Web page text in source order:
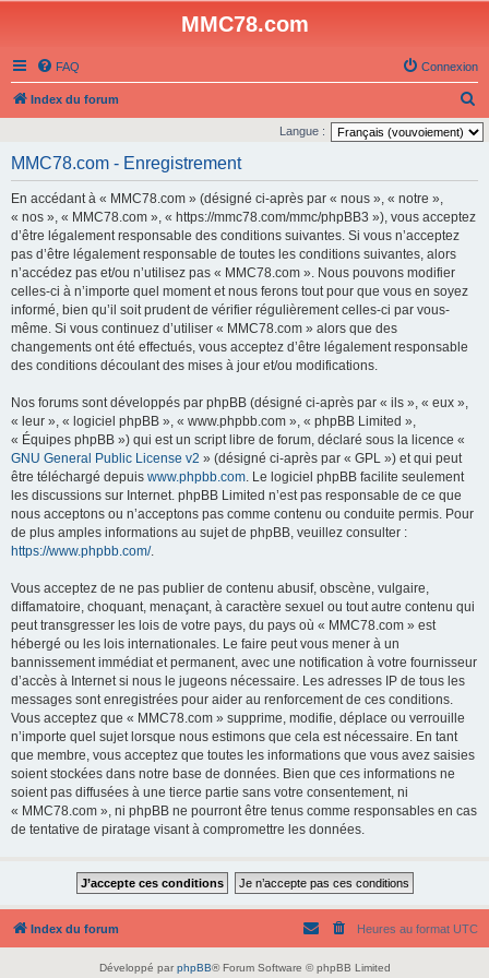
MMC78.com
FAQ Connexion
Index du forum
e
Langue :
MMC78.com - Enregistrement
En accédant à « MMC78.com » (désigné ci-après par « nous », « notre »,
« nos », « MMC78.com », « https://mmc78.com/mmc/phpBB3 »), vous acceptez
d’être légalement responsable des conditions suivantes. Si vous n’acceptez
pas d’être légalement responsable de toutes les conditions suivantes, alors
n’accédez pas et/ou n’utilisez pas « MMC78.com ». Nous pouvons modifier
celles-ci à n’importe quel moment et nous ferons tout pour que vous en soyez
informé, bien qu’il soit prudent de vérifier régulièrement celles-ci par vous-
même. Si vous continuez d’utiliser « MMC78.com » alors que des
changements ont été effectués, vous acceptez d’être légalement responsable
des conditions découlant des mises à jour et/ou modifications.
Nos forums sont développés par phpBB (désigné ci-après par « ils », « eux »,
« leur », « logiciel phpBB », « www.phpbb.com », « phpBB Limited »,
« Équipes phpBB ») qui est un script libre de forum, déclaré sous la licence «
GNU General Public License v2 » (désigné ci-après par « GPL ») et qui peut
être téléchargé depuis www.phpbb.com. Le logiciel phpBB facilite seulement
les discussions sur Internet. phpBB Limited n’est pas responsable de ce que
nous acceptons ou n’acceptons pas comme contenu ou conduite permis. Pour
de plus amples informations au sujet de phpBB, veuillez consulter :
https://www.phpbb.com/.
Vous acceptez de ne pas publier de contenu abusif, obscène, vulgaire,
diffamatoire, choquant, menaçant, à caractère sexuel ou tout autre contenu qui
peut transgresser les lois de votre pays, du pays où « MMC78.com » est
hébergé ou les lois internationales. Le faire peut vous mener à un
bannissement immédiat et permanent, avec une notification à votre fournisseur
d’accès à Internet si nous le jugeons nécessaire. Les adresses IP de tous les
messages sont enregistrées pour aider au renforcement de ces conditions.
Vous acceptez que « MMC78.com » supprime, modifie, déplace ou verrouille
n’importe quel sujet lorsque nous estimons que cela est nécessaire. En tant
que membre, vous acceptez que toutes les informations que vous avez saisies
soient stockées dans notre base de données. Bien que ces informations ne
soient pas diffusées à une tierce partie sans votre consentement, ni
« MMC78.com », ni phpBB ne pourront être tenus comme responsables en cas
de tentative de piratage visant à compromettre les données.
Index du forum Heures au format UTC
Développé par phpBB® Forum Software © phpBB Limited